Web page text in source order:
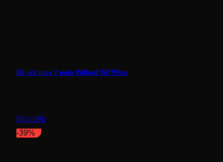
Bộ nồi inox 7 món Wilford WF7Plus
Đọc tiếp
-39%